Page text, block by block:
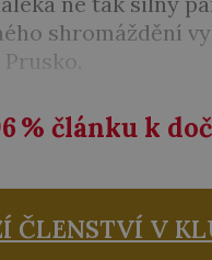
shromáždění
% článku k
ČLENSTVÍ V